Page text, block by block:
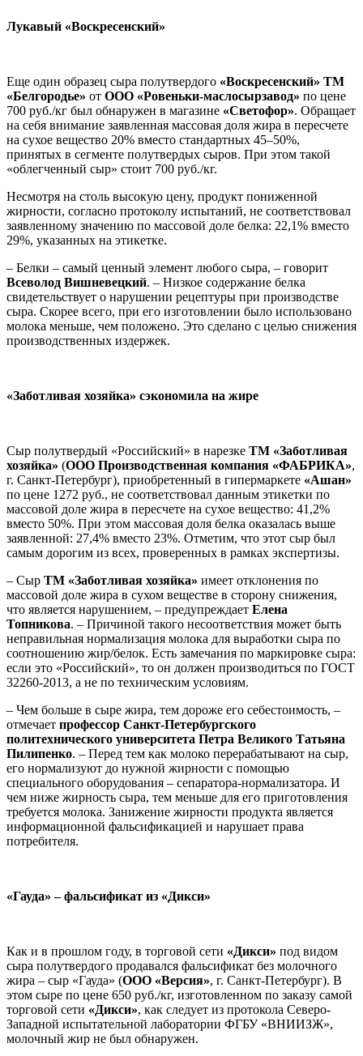
Лукавый «Воскресенский»
Еще один образец сыра полутвердого «Воскресенский» ТМ
«Белгородье» от ООО «Ровеньки-маслосырзавод» по цене
700 руб./кг был обнаружен в магазине «Светофор». Обращает
на себя внимание заявленная массовая доля жира в пересчете
на сухое вещество 20% вместо стандартных 45–50%,
принятых в сегменте полутвердых сыров. При этом такой
«облегченный сыр» стоит 700 руб./кг.
Несмотря на столь высокую цену, продукт пониженной
жирности, согласно протоколу испытаний, не соответствовал
заявленному значению по массовой доле белка: 22,1% вместо
29%, указанных на этикетке.
– Белки – самый ценный элемент любого сыра, – говорит
Всеволод Вишневецкий. – Низкое содержание белка
свидетельствует о нарушении рецептуры при производстве
сыра. Скорее всего, при его изготовлении было использовано
молока меньше, чем положено. Это сделано с целью снижения
производственных издержек.
«Заботливая хозяйка» сэкономила на жире
Сыр полутвердый «Российский» в нарезке ТМ «Заботливая
хозяйка» (ООО Производственная компания «ФАБРИКА»,
г. Санкт-Петербург), приобретенный в гипермаркете «Ашан»
по цене 1272 руб., не соответствовал данным этикетки по
массовой доле жира в пересчете на сухое вещество: 41,2%
вместо 50%. При этом массовая доля белка оказалась выше
заявленной: 27,4% вместо 23%. Отметим, что этот сыр был
самым дорогим из всех, проверенных в рамках экспертизы.
– Сыр ТМ «Заботливая хозяйка» имеет отклонения по
массовой доле жира в сухом веществе в сторону снижения,
что является нарушением, – предупреждает Елена
Топникова. – Причиной такого несоответствия может быть
неправильная нормализация молока для выработки сыра по
соотношению жир/белок. Есть замечания по маркировке сыра:
если это «Российский», то он должен производиться по ГОСТ
32260-2013, а не по техническим условиям.
– Чем больше в сыре жира, тем дороже его себестоимость, –
отмечает профессор Санкт-Петербургского
политехнического университета Петра Великого Татьяна
Пилипенко. – Перед тем как молоко перерабатывают на сыр,
его нормализуют до нужной жирности с помощью
специального оборудования – сепаратора-нормализатора. И
чем ниже жирность сыра, тем меньше для его приготовления
требуется молока. Занижение жирности продукта является
информационной фальсификацией и нарушает права
потребителя.
«Гауда» – фальсификат из «Дикси»
Как и в прошлом году, в торговой сети «Дикси» под видом
сыра полутвердого продавался фальсификат без молочного
жира – сыр «Гауда» (ООО «Версия», г. Санкт-Петербург). В
этом сыре по цене 650 руб./кг, изготовленном по заказу самой
торговой сети «Дикси», как следует из протокола Северо-
Западной испытательной лаборатории ФГБУ «ВНИИЗЖ»,
молочный жир не был обнаружен.